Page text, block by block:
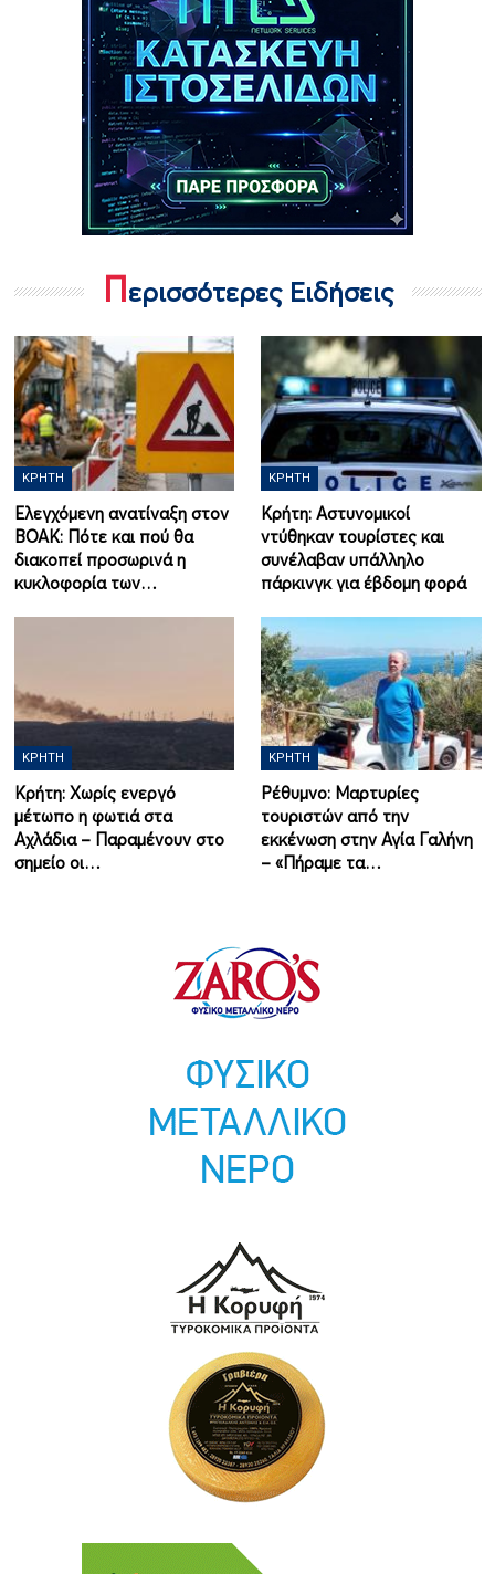
Περισσότερες Ειδήσεις
ΚΡΉΤΗ
Ελεγχόμενη ανατίναξη στον
ΒΟΑΚ: Πότε και πού θα
διακοπεί προσωρινά η
κυκλοφορία των…
ΚΡΉΤΗ
Κρήτη: Αστυνομικοί
ντύθηκαν τουρίστες και
συνέλαβαν υπάλληλο
πάρκινγκ για έβδομη φορά
ΚΡΉΤΗ
Κρήτη: Χωρίς ενεργό
μέτωπο η φωτιά στα
Αχλάδια – Παραμένουν στο
σημείο οι…
ΚΡΉΤΗ
Ρέθυμνο: Μαρτυρίες
τουριστών από την
εκκένωση στην Αγία Γαλήνη
– «Πήραμε τα…